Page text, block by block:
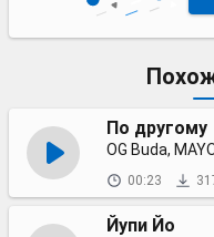
По другому
OG Buda,
00:23
Йупи Йо